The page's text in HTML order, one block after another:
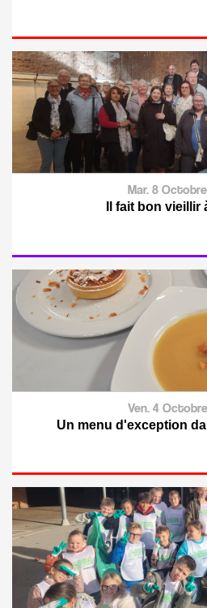
Mar. 8
Il fait bon vieillir
Ven. 4
Un menu d'exception